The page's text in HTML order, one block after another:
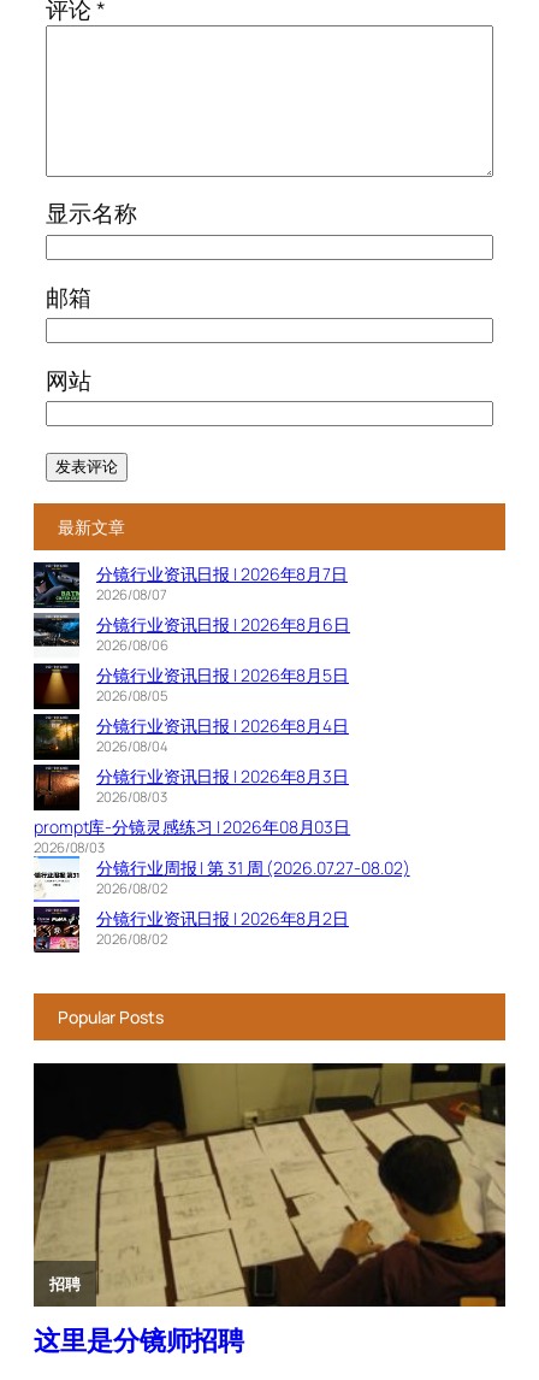
评论*
显示名称
邮箱
网站
最新文章
分镜行业资讯日报 | 2026年8月7日
2026/08/07
分镜行业资讯日报 | 2026年8月6日
2026/08/06
分镜行业资讯日报 | 2026年8月5日
2026/08/05
分镜行业资讯日报 | 2026年8月4日
2026/08/04
分镜行业资讯日报 | 2026年8月3日
2026/08/03
prompt库-分镜灵感练习 | 2026年08月03日
2026/08/03
分镜行业周报 | 第 31 周 (2026.07.27-08.02)
2026/08/02
分镜行业资讯日报 | 2026年8月2日
2026/08/02
Popular Posts